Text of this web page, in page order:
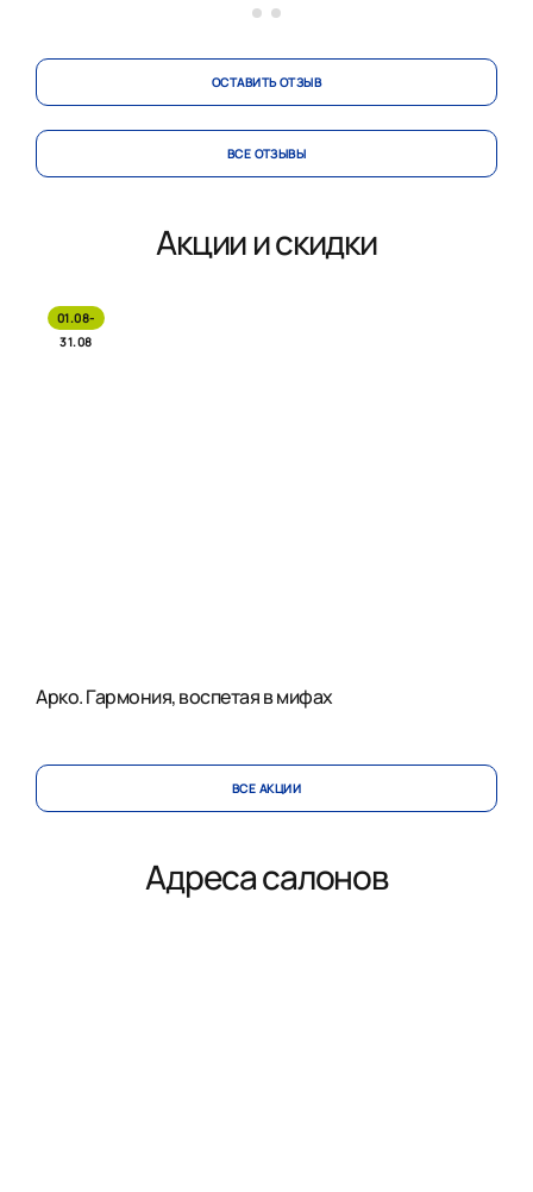
ОСТАВИТЬ ОТЗЫВ
ВСЕ ОТЗЫВЫ
Акции и скидки
01.08-
31.08
Арко. Гармония, воспетая в мифах
ВСЕ АКЦИИ
Адреса салонов